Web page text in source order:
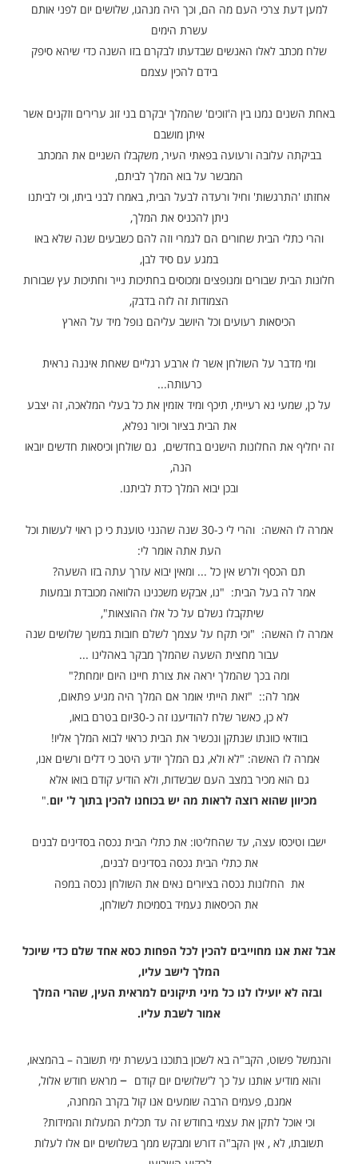
עוד תוכן חדש ומפתיע! התחברו לכל
שלנו בתהילים בלחיצה כאן >>>​
בספרי מוסר, למלך שהחליט לרדת 'מן ההר אל העם' –
עשרה ימים רצופים לבקר בבתיהם של אנשים פשוטים
מתושבי מלכותו,
צרכי העם מה הם, וכך היה מנהגו, שלושים יום לפני אותם
עשרת הימים
לאלו האנשים שבדעתו לבקרם בזו השנה כדי שיהא סיפק
בידם להכין עצמם
בין ה'זוכים' שהמלך יבקרם בני זוג ערירים וזקנים אשר
ורעועה בפאתי העיר, משקבלו השניים את המכתב
המבשר על בוא המלך לביתם,
וחיל ורעדה לבעל הבית, באמרו לבני ביתו, וכי לביתנו
ניתן להכניס את המלך,
הבית שחורים הם לגמרי וזה להם כשבעים שנה שלא באו
שבורים ומנופצים ומכוסים בחתיכות נייר וחתיכות עץ שבורות
הצמודות זה לזה בדבק,
רעועים וכל היושב עליהם נופל מיד על הארץ
על השולחן אשר לו ארבע רגליים שאחת איננה נראית
כרעותה...
נא רעייתי, תיכף ומיד אזמין את כל בעלי המלאכה, זה יצבע
את הבית בציור וכיור נפלא,
החלונות הישנים בחדשים, גם שולחן וכיסאות חדשים יובאו
הנה,
ובכן יבוא המלך כדת לביתנו.
אמרה לו האשה: והרי לי כ-30 שנה שהנני טוענת כי כן ראוי לעשות וכל
העת אתה אומר לי:
ולרש אין כל ... ומאין יבוא עזרך עתה בזו השעה?
שיתקבלו נשלם על כל אלו ההוצאות",
"וכי תקח על עצמך לשלם חובות במשך שלושים שנה
עבור מחצית השעה שהמלך מבקר באהלינו ...
בכך שהמלך יראה את צורת חיינו היום יומחת?"
כן, כאשר שלח להודיענו זה כ-30יום בטרם בואו,
כוונתו שנתקן ונכשיר את הבית כראוי לבוא המלך אליו!
"לא ולא, גם המלך יודע היטב כי דלים ורשים אנו,
מכיר במצב העם שבשדות, ולא הודיע קודם בואו אלא